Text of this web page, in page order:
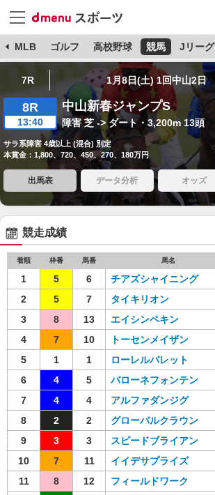
MLB ゴルフ 高校野球 競馬 Jリーグ
7R 1月8日(土) 1回中山2日
8R
13:40
中山新春ジャンプS
障害 芝 -> ダート・3,200m 13頭
サラ系障害 4歳以上 (混合) 別定
本賞金：1,800、720、450、270、180万円
出馬表 データ分析 オッズ
競走成績
着順 枠番 馬番 馬名
1 5 6 チアズシャイニング
2
5 7 タイキリオン
3
8 13 エイシンペキン
4
7 10 トーセンメイザン
5
1 1 ローレルバレット
6
4 5 バローネフォンテン
7
4 4 アルファダンジグ
8
2 2 グローバルクラウン
9
3 3 スピードブライアン
10
7 11 イイデサプライズ
11
8 12 フィールドワーク